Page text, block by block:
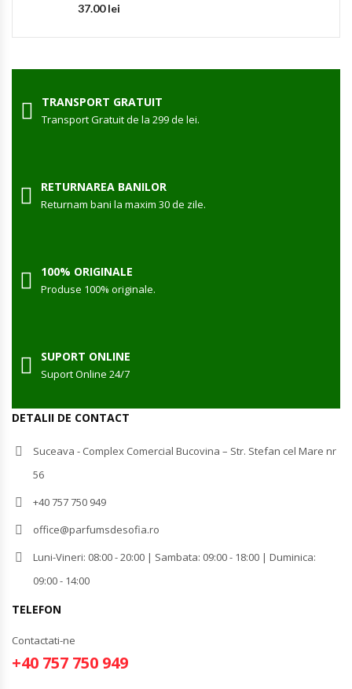
37.00lei
TRANSPORT GRATUIT
Transport Gratuit de la 299 de lei.
RETURNAREA BANILOR
Returnam bani la maxim 30 de zile.
100% ORIGINALE
Produse 100% originale.
SUPORT ONLINE
Suport Online 24/7
DETALII DE CONTACT
Suceava - Complex Comercial Bucovina – Str. Stefan cel Mare nr
56
+40 757 750 949
office@parfumsdesofia.ro
Luni-Vineri: 08:00 - 20:00 | Sambata: 09:00 - 18:00 | Duminica:
09:00 - 14:00
TELEFON
Contactati-ne
+40 757 750 949